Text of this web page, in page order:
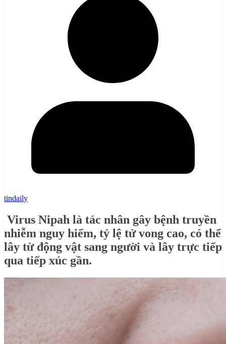
tindaily
Virus Nipah là tác nhân gây bệnh truyền
nhiễm nguy hiểm, tỷ lệ tử vong cao, có thể
lây từ động vật sang người và lây trực tiếp
qua tiếp xúc gần.